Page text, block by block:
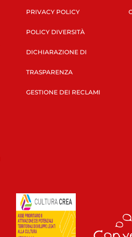
PRIVACY POLICY
POLICY DIVERSITÀ
DICHIARAZIONE DI
TRASPARENZA
GESTIONE DEI RECLAMI